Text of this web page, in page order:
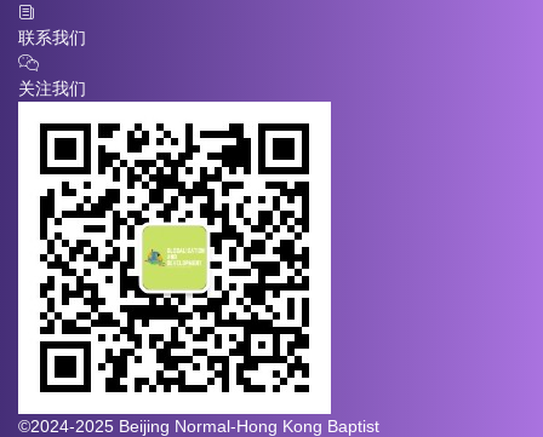
联系我们
关注我们
©2024-2025 Beijing Normal-Hong Kong Baptist